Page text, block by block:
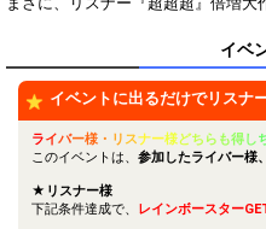
Next Liveの
どんなアバ
か、みんな
7 1200
♪
8
イベ
イベントに出るだけでリスナ
ライバー様 ・ リ スナー様どち ら も得し
このイベントは、 参加したライバー様
★リスナー様
下記条件達成で、 レインボースター